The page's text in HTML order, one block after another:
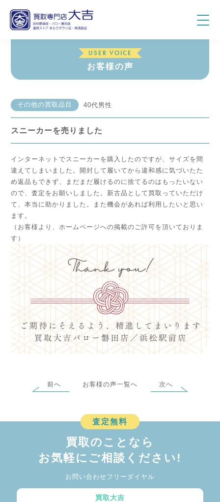
USER VOICE
お客様の声
その他の買取品目 40代男性
スニーカーを売りました
インターネットでスニーカーを購入したのですが、サイズを間
違えてしまいました。開封して履いてから違和感に気づいたた
め返品もできず、まだまだ履けるのに捨てるのはもったいない
ので、査定をお願いしました。新古品として買取っていただけ
て、本当に助かりました。また機会があれば利用したいと思い
ます。
（お客様より、ホームページへの掲載のご許可を頂いておりま
す）
前へ お客様の声一覧へ 次へ
査定無料
買取のことなら
お気軽にご相談ください!
お問い合わせフリーダイヤル
買取大吉